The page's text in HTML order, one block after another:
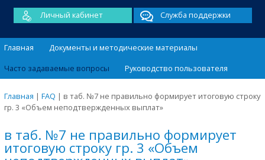
Личный кабинет
Служба поддержки
Главная
Документы и методические материалы
Часто задаваемые вопросы
Руководство пользователя
Главная | FAQ | в таб. №7 не правильно формирует итоговую строку
гр. 3 «Объем неподтвержденных выплат»
в таб. №7 не правильно формирует
итоговую строку гр. 3 «Объем